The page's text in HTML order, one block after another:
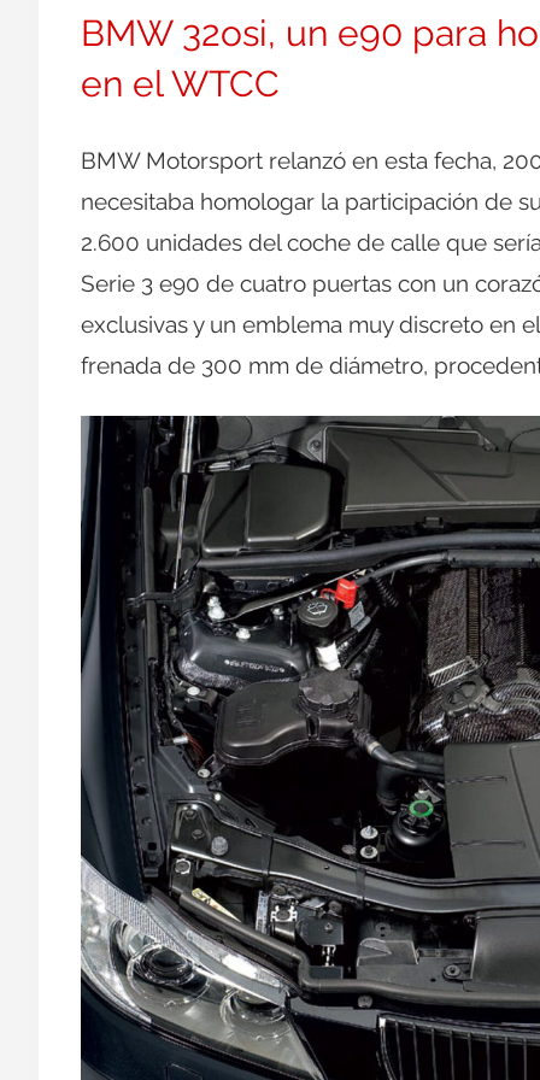
BMW 32osi, un e90 para
en el WTCC
BMW Motorsport relanzó en esta fecha,
necesitaba homologar la participación de
2.600 unidades del coche de calle que
Serie 3 e90 de cuatro puertas con un
exclusivas y un emblema muy discreto en
frenada de 300 mm de diámetro,